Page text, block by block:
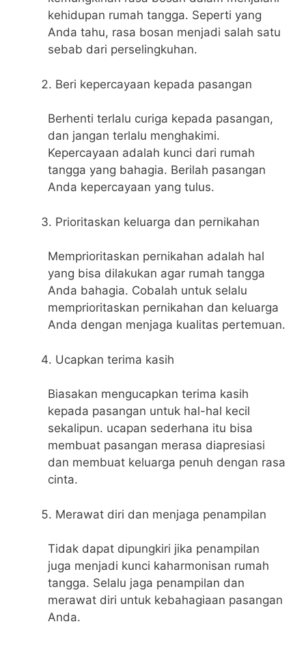
kehidupan rumah tangga. Seperti yang
Anda tahu, rasa bosan menjadi salah satu
sebab dari perselingkuhan.
Beri kepercayaan kepada pasangan
Berhenti terlalu curiga kepada pasangan,
dan jangan terlalu menghakimi.
Kepercayaan adalah kunci dari rumah
tangga yang bahagia. Berilah pasangan
Anda kepercayaan yang tulus.
Prioritaskan keluarga dan pernikahan
Memprioritaskan pernikahan adalah hal
yang bisa dilakukan agar rumah tangga
Anda bahagia. Cobalah untuk selalu
memprioritaskan pernikahan dan keluarga
Anda dengan menjaga kualitas pertemuan.
Ucapkan terima kasih
Biasakan mengucapkan terima kasih
kepada pasangan untuk hal-hal kecil
sekalipun. ucapan sederhana itu bisa
membuat pasangan merasa diapresiasi
dan membuat keluarga penuh dengan rasa
cinta.
Merawat diri dan menjaga penampilan
Tidak dapat dipungkiri jika penampilan
juga menjadi kunci kaharmonisan rumah
tangga. Selalu jaga penampilan dan
merawat diri untuk kebahagiaan pasangan
Anda.